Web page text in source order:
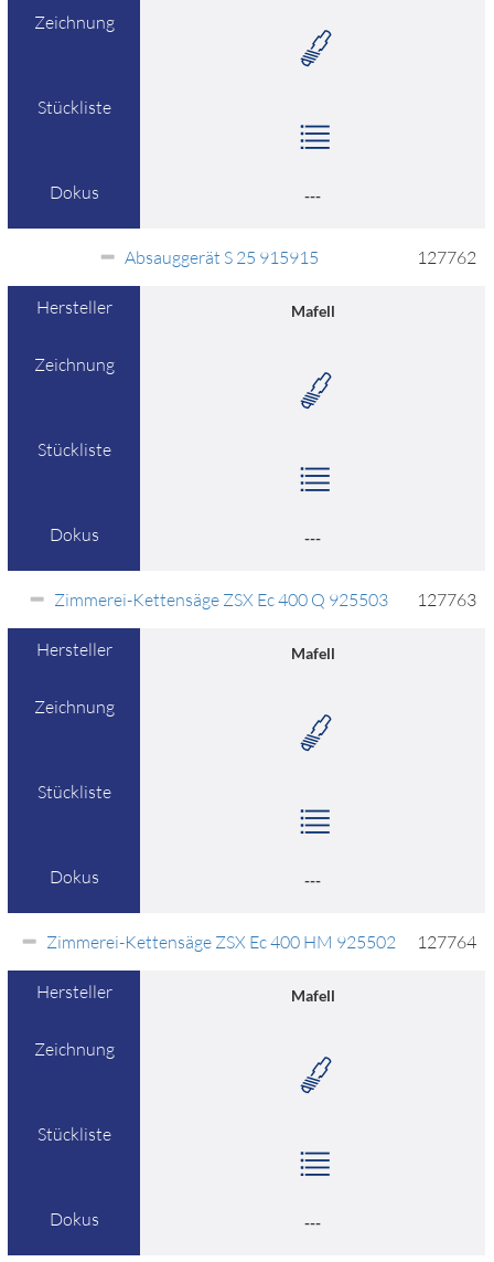
Zeichnung
Stückliste
Dokus ---
Absauggerät S 25 915915 127762
Hersteller Mafell
Zeichnung
Stückliste
Dokus ---
Zimmerei-Kettensäge ZSX Ec 400 Q 925503 127763
Hersteller Mafell
Zeichnung
Stückliste
Dokus ---
Zimmerei-Kettensäge ZSX Ec 400 HM 925502 127764
Hersteller Mafell
Zeichnung
Stückliste
Dokus ---